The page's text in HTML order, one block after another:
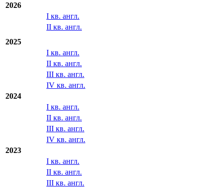
2026
I кв. англ.
II кв. англ.
2025
I кв. англ.
II кв. англ.
III кв. англ.
IV кв. англ.
2024
I кв. англ.
II кв. англ.
III кв. англ.
IV кв. англ.
2023
I кв. англ.
II кв. англ.
III кв. англ.